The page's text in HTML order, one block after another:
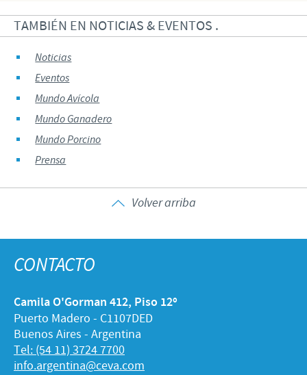
TAMBIÉN EN NOTICIAS & EVENTOS .
Noticias
Eventos
Mundo Avícola
Mundo Ganadero
Mundo Porcino
Prensa
Volver arriba
CONTACTO
Camila O'Gorman 412, Piso 12º
Puerto Madero - C1107DED
Buenos Aires - Argentina
Tel: (54 11) 3724 7700
info.argentina@ceva.com